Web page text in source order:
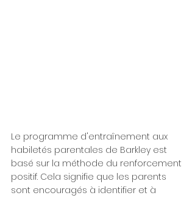
Le programme d'entraînement aux
habiletés parentales de Barkley est
basé sur la méthode du renforcement
positif. Cela signifie que les parents
sont encouragés à identifier et à